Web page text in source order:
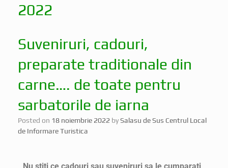
2022
Suveniruri, cadouri,
preparate traditionale din
carne…. de toate pentru
sarbatorile de iarna
Posted on 18 noiembrie 2022 bySalasu de Sus Centrul Local
de Informare Turistica